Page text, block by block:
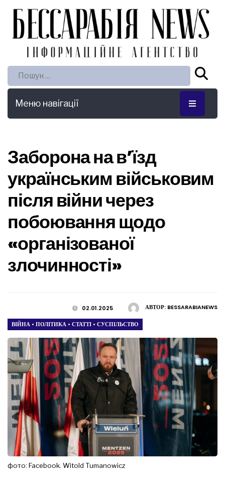
Пошук:
Меню навігації
Заборона на в’їзд
українським військовим
після війни через
побоювання щодо
«організованої
злочинності»
АВТОР: BESSARABIANEWS
02.01.2025
ВІЙНА • ПОЛІТИКА • СТАТТІ • СУСПІЛЬСТВО
фото: Facebook. Witold Tumanowicz